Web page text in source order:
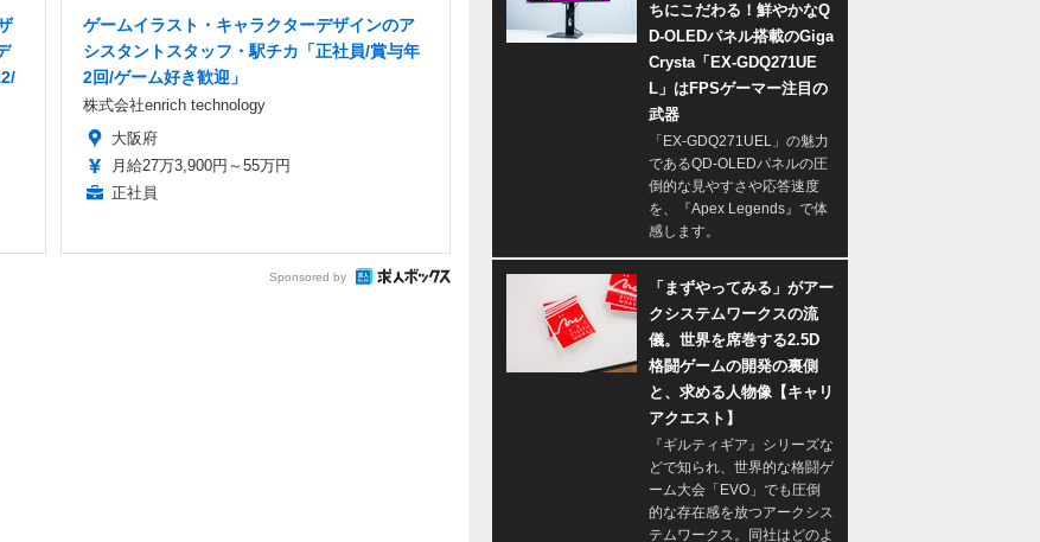
ゲームイラスト・キャラクターデザインのア
シスタントスタッフ・駅チカ「正社員/賞与年
2回/ゲーム好き歓迎」
株式会社enrich technology
大阪府
月給27万3,900円～55万円
正社員
Sponsored by
ちにこだわる！鮮やかなQ
D-OLEDパネル搭載のGiga
Crysta「EX-GDQ271UE
L」はFPSゲーマー注目の
武器
「EX-GDQ271UEL」の魅力
であるQD-OLEDパネルの圧
倒的な見やすさや応答速度
を、『Apex Legends』で体
感します。
「まずやってみる」がアー
クシステムワークスの流
儀。世界を席巻する2.5D
格闘ゲームの開発の裏側
と、求める人物像【キャリ
アクエスト】
『ギルティギア』シリーズな
どで知られ、世界的な格闘ゲ
ーム大会「EVO」でも圧倒
的な存在感を放つアークシス
テムワークス。同社はどのよ